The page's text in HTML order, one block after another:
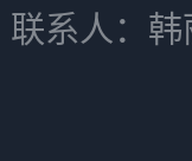
联系人：